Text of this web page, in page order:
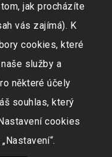
jak procházíte
vás zajímá). K
cookies, které
služby a
některé účely
souhlas, který
cookies